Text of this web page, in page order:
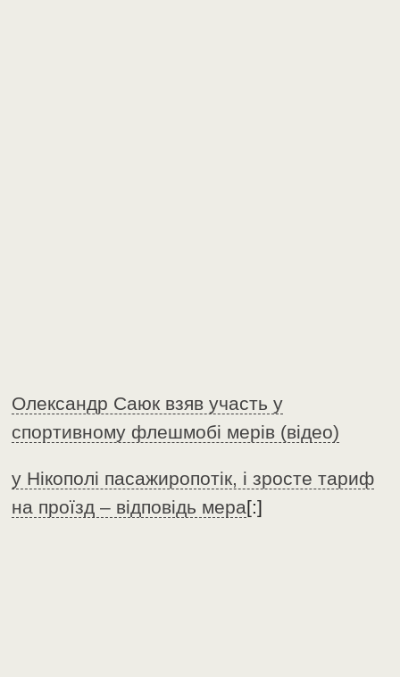
Олександр Саюк взяв участь у
спортивному флешмобі мерів (відео)
у Нікополі пасажиропотік, і зросте тариф
на проїзд – відповідь мера[:]